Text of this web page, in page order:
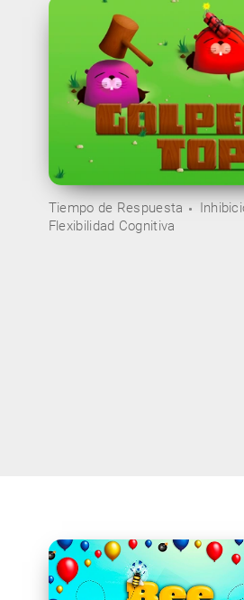
Tiempo de Respuesta
Flexibilidad Cognitiva